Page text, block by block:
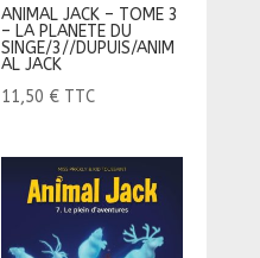
ANIMAL JACK – TOME 3
– LA PLANETE DU
SINGE/3//DUPUIS/ANIM
AL JACK
11,50 € TTC